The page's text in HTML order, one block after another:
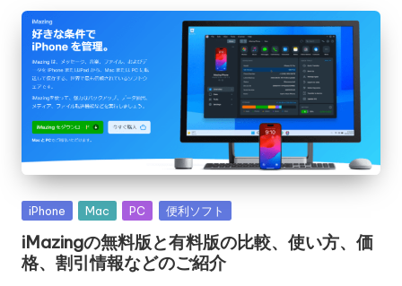
Posted
iPhone Mac PC 便利ソフト
iMazingの無料版と有料版の比較、使い方、価
格、割引情報などのご紹介